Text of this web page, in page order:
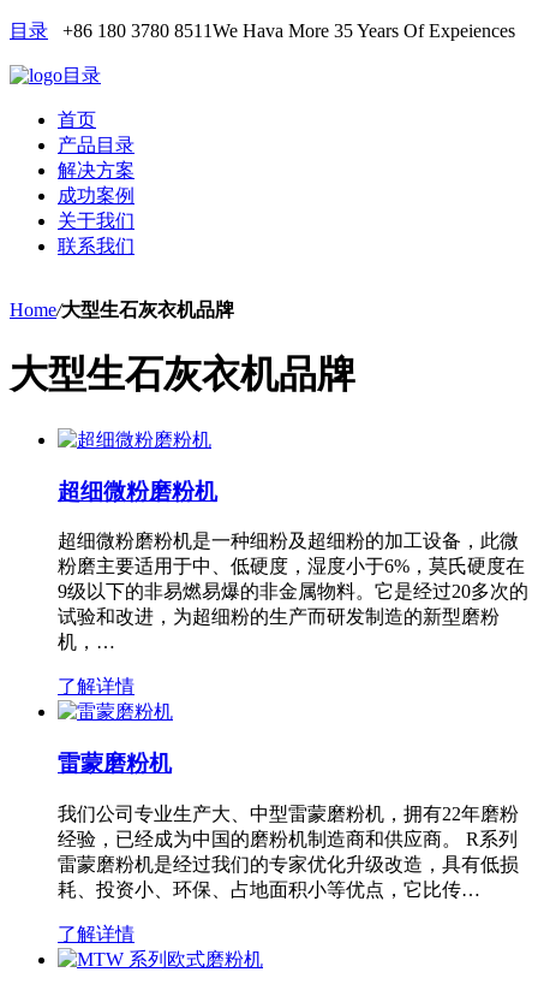
目录 +86 180 3780 8511We Hava More 35 Years Of Expeiences
目录
首页
产品目录
解决方案
成功案例
关于我们
联系我们
Home/大型生石灰衣机品牌
大型生石灰衣机品牌
超细微粉磨粉机
超细微粉磨粉机是一种细粉及超细粉的加工设备，此微
粉磨主要适用于中、低硬度，湿度小于6%，莫氏硬度在
9级以下的非易燃易爆的非金属物料。它是经过20多次的
试验和改进，为超细粉的生产而研发制造的新型磨粉
机，…
了解详情
雷蒙磨粉机
我们公司专业生产大、中型雷蒙磨粉机，拥有22年磨粉
经验，已经成为中国的磨粉机制造商和供应商。 R系列
雷蒙磨粉机是经过我们的专家优化升级改造，具有低损
耗、投资小、环保、占地面积小等优点，它比传…
了解详情